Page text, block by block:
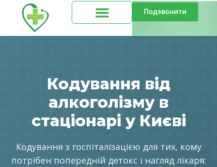
Подзвонити
Кодування від
алкоголізму в
стаціонарі у Києві
Кодування з госпіталізацією для тих, кому
потрібен попередній детокс і нагляд лікаря: